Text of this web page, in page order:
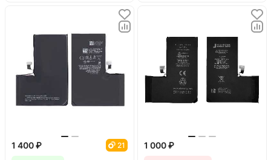
1 400 ₽ 21 1 000 ₽